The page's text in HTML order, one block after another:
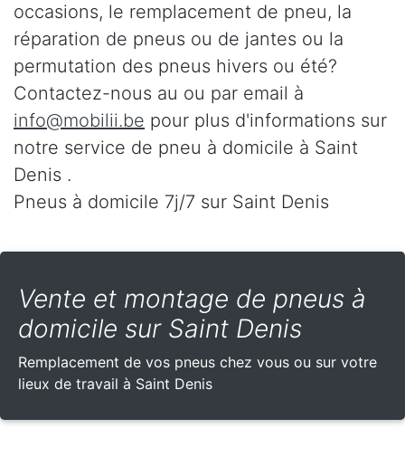
occasions, le remplacement de pneu, la
réparation de pneus ou de jantes ou la
permutation des pneus hivers ou été?
Contactez-nous au ou par email à
info@mobilii.be pour plus d'informations sur
notre service de pneu à domicile à Saint
Denis .
Pneus à domicile 7j/7 sur Saint Denis
Vente et montage de pneus à
domicile sur Saint Denis
Remplacement de vos pneus chez vous ou sur votre
lieux de travail à Saint Denis